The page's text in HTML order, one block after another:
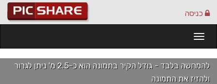
כניסה
להמחשה בלבד - גודל הקיר בתמונה הוא כ-2.5 מ' ניתן לגרור
ולהזיז את התמונה